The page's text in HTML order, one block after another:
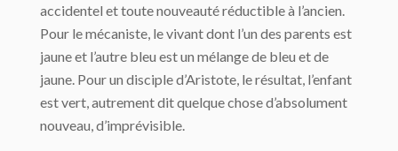
accidentel et toute nouveauté réductible à l’ancien.
Pour le mécaniste, le vivant dont l’un des parents est
jaune et l’autre bleu est un mélange de bleu et de
jaune. Pour un disciple d’Aristote, le résultat, l’enfant
est vert, autrement dit quelque chose d’absolument
nouveau, d’imprévisible.